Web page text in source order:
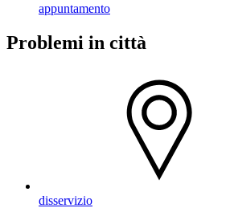
appuntamento
Problemi in città
disservizio